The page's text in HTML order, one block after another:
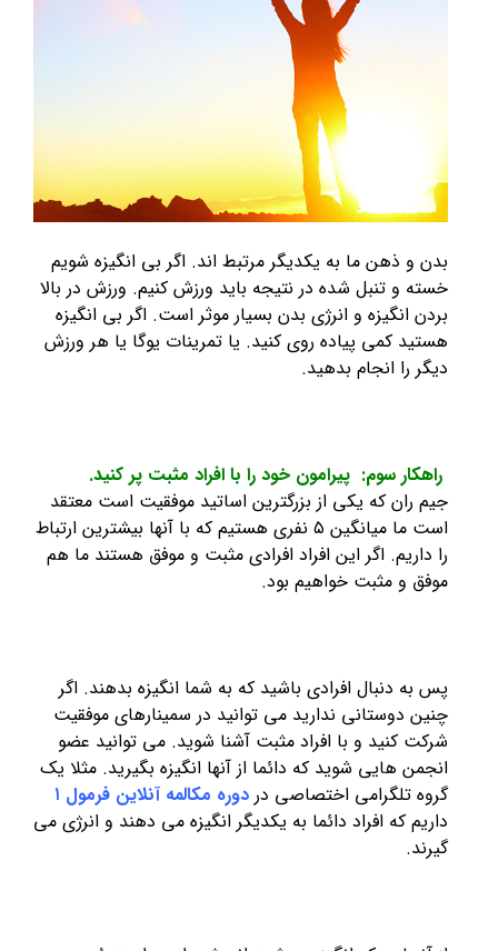
بدن و ذهن ما به یکدیگر مرتبط اند. اگر بی انگیزه شویم
خسته و تنبل شده در نتیجه باید ورزش کنیم. ورزش در بالا
بردن انگیزه و انرژی بدن بسیار موثر است. اگر بی انگیزه
هستید کمی پیاده روی کنید. یا تمرینات یوگا یا هر ورزش
دیگر را انجام بدهید.
راهکار سوم: پیرامون خود را با افراد مثبت پر کنید.
جیم ران که یکی از بزرگترین اساتید موفقیت است معتقد
است ما میانگین ۵ نفری هستیم که با آنها بیشترین ارتباط
را داریم. اگر این افراد افرادی مثبت و موفق هستند ما هم
موفق و مثبت خواهیم بود.
پس به دنبال افرادی باشید که به شما انگیزه بدهند. اگر
چنین دوستانی ندارید می توانید در سمینارهای موفقیت
شرکت کنید و با افراد مثبت آشنا شوید. می توانید عضو
انجمن هایی شوید که دائما از آنها انگیزه بگیرید. مثلا یک
گروه تلگرامی اختصاصی در دوره مکالمه آنلاین فرمول ۱
داریم که افراد دائما به یکدیگر انگیزه می دهند و انرژی می
گیرند.